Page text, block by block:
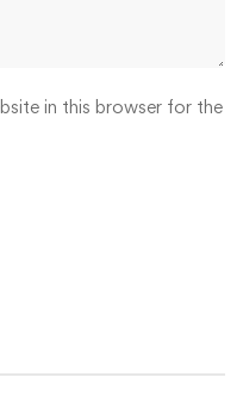
in this browser for the